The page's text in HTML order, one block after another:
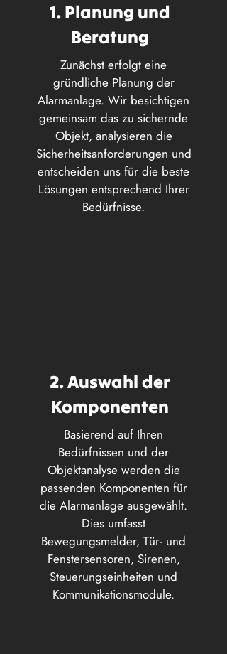
1. Planung und
Beratung
Zunächst erfolgt eine
gründliche Planung der
Alarmanlage. Wir besichtigen
gemeinsam das zu sichernde
Objekt, analysieren die
Sicherheitsanforderungen und
entscheiden uns für die beste
Lösungen entsprechend Ihrer
Bedürfnisse.
2. Auswahl der
Komponenten
Basierend auf Ihren
Bedürfnissen und der
Objektanalyse werden die
passenden Komponenten für
die Alarmanlage ausgewählt.
Dies umfasst
Bewegungsmelder, Tür- und
Fenstersensoren, Sirenen,
Steuerungseinheiten und
Kommunikationsmodule.